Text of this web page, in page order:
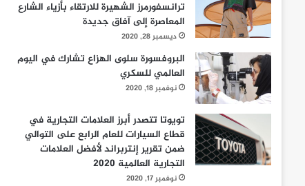
ترانسفورمرز الشهيرة للارتقاء بأزياء الشارع
المعاصرة إلى آفاق جديدة
ديسمبر 28, 2020
البروفسورة سلوى الهزاع تشارك في اليوم
العالمي للسكري
نوفمبر 18, 2020
تويوتا تتصدر أبرز العلامات التجارية في
قطاع السيارات للعام الرابع على التوالي
ضمن تقرير إنتربراند لأفضل العلامات
التجارية العالمية 2020
نوفمبر 17, 2020